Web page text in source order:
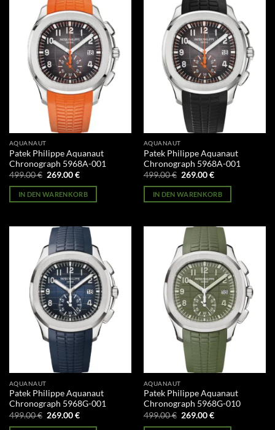
AQUANAUT
Patek Philippe Aquanaut
Chronograph 5968A-001
499.00€ Ursprünglicher
war:
499.00 €
269.00€Aktueller
ist:
269.00 €.
IN DEN WARENKORB
AQUANAUT
Patek Philippe Aquanaut
Chronograph 5968A-001
499.00€ Ursprünglicher
war:
499.00 €
269.00€Aktueller
ist:
269.00 €.
IN DEN WARENKORB
AQUANAUT
Patek Philippe Aquanaut
Chronograph 5968G-001
499.00€ Ursprünglicher
269.00€Aktueller
AQUANAUT
Patek Philippe Aquanaut
Chronograph 5968G-010
499.00€ Ursprünglicher
269.00€Aktueller